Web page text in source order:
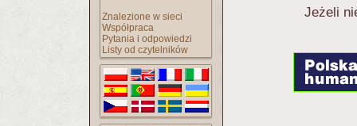
Znalezione w sieci
Współpraca
Pytania i odpowiedzi
Listy od czytelników
Jeżeli